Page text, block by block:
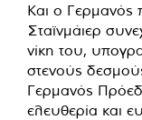
Και ο Γερμανός
Σταϊνμάιερ
νίκη του,
στενούς
Γερμανός
ελευθερία και